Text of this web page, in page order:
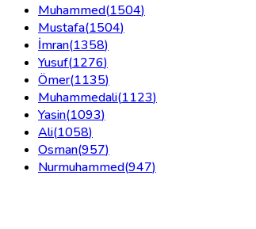
Muhammed(1504)
Mustafa(1504)
İmran(1358)
Yusuf(1276)
Ömer(1135)
Muhammedali(1123)
Yasin(1093)
Ali(1058)
Osman(957)
Nurmuhammed(947)